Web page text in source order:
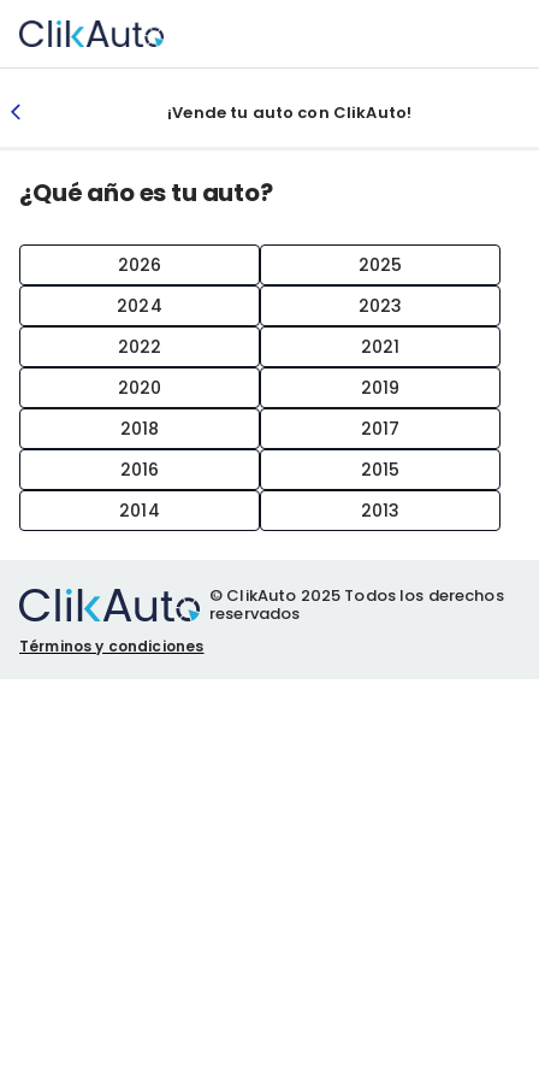
¡Vende tu auto con ClikAuto!
¿Qué año es tu auto?
2026
2025
2024
2023
2022
2021
2020
2019
2018
2017
2016
2015
2014
2013
© ClikAuto 2025 Todos los derechos
reservados
Términos y condiciones